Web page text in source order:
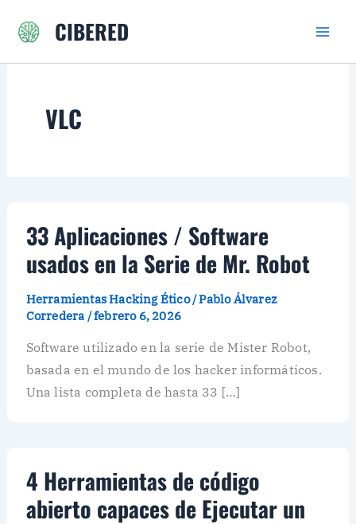
CIBERED
VLC
33 Aplicaciones / Software
usados en la Serie de Mr. Robot
Herramientas Hacking Ético/Pablo Álvarez
Corredera /febrero 6, 2026
Software utilizado en la serie de Mister Robot,
basada en el mundo de los hacker informáticos.
Una lista completa de hasta 33 […]
4 Herramientas de código
abierto capaces de Ejecutar un